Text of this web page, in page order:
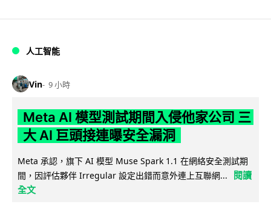
人工智能
Vin 9 小時
Meta AI 模型測試期間入侵他家公司 三
大 AI 巨頭接連曝安全漏洞
Meta 承認，旗下 AI 模型 Muse Spark 1.1 在網絡安全測試期
間，因評估夥伴 Irregular 設定出錯而意外連上互聯網...
閱讀
全文